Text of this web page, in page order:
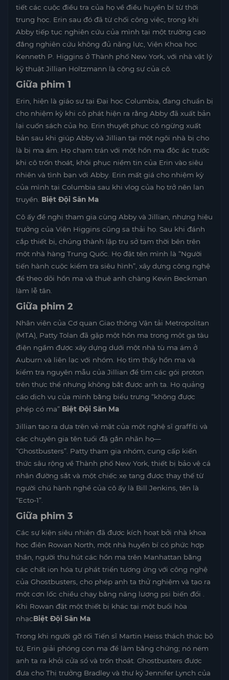
tiết các cuộc điều tra của họ về điều huyền bí từ thời
trung học. Erin sau đó đã từ chối công việc, trong khi
Abby tiếp tục nghiên cứu của mình tại một trường cao
đẳng nghiên cứu không đủ năng lực, Viện Khoa học
Kenneth P. Higgins ở Thành phố New York, với nhà vật lý
kỹ thuật Jillian Holtzmann là cộng sự của cô.
Giữa phim 1
Erin, hiện là giáo sư tại Đại học Columbia, đang chuẩn bị
cho nhiệm kỳ khi cô phát hiện ra rằng Abby đã xuất bản
lại cuốn sách của họ. Erin thuyết phục cô ngừng xuất
bản sau khi giúp Abby và Jillian tại một ngôi nhà bị cho
là bị ma ám. Họ chạm trán với một hồn ma độc ác trước
khi cô trốn thoát, khôi phục niềm tin của Erin vào siêu
nhiên và tình bạn với Abby. Erin mất giá cho nhiệm kỳ
của mình tại Columbia sau khi vlog của họ trở nên lan
truyền. Biệt Đội Săn Ma
Cô ấy đề nghị tham gia cùng Abby và Jillian, nhưng hiệu
trưởng của Viện Higgins cũng sa thải họ. Sau khi đánh
cắp thiết bị, chúng thành lập trụ sở tạm thời bên trên
một nhà hàng Trung Quốc. Họ đặt tên mình là “Người
tiến hành cuộc kiểm tra siêu hình”, xây dựng công nghệ
để theo dõi hồn ma và thuê anh chàng Kevin Beckman
làm lễ tân.
Giữa phim 2
Nhân viên của Cơ quan Giao thông Vận tải Metropolitan
(MTA), Patty Tolan đã gặp một hồn ma trong một ga tàu
điện ngầm được xây dựng dưới một nhà tù ma ám ở
Auburn và liên lạc với nhóm. Họ tìm thấy hồn ma và
kiểm tra nguyên mẫu của Jillian để tìm các gói proton
trên thực thể nhưng không bắt được anh ta. Họ quảng
cáo dịch vụ của mình bằng biểu trưng “không được
phép có ma” Biệt Đội Săn Ma
Jillian tạo ra dựa trên vẻ mặt của một nghệ sĩ graffiti và
các chuyên gia tên tuổi đã gắn nhãn họ—
“Ghostbusters”. Patty tham gia nhóm, cung cấp kiến ​​
thức sâu rộng về Thành phố New York, thiết bị bảo vệ cá
nhân đường sắt và một chiếc xe tang được thay thế từ
người chú hành nghề của cô ấy là Bill Jenkins, tên là
“Ecto-1”.
Giữa phim 3
Các sự kiện siêu nhiên đã được kích hoạt bởi nhà khoa
học điên Rowan North, một nhà huyền bí có phức hợp
thần, người thu hút các hồn ma trên Manhattan bằng
các chất ion hóa tự phát triển tương ứng với công nghệ
của Ghostbusters, cho phép anh ta thử nghiệm và tạo ra
một cơn lốc chiều chạy bằng năng lượng psi biến đổi .
Khi Rowan đặt một thiết bị khác tại một buổi hòa
nhạcBiệt Đội Săn Ma
Trong khi người gỡ rối Tiến sĩ Martin Heiss thách thức bộ
tứ, Erin giải phóng con ma để làm bằng chứng; nó ném
anh ta ra khỏi cửa sổ và trốn thoát. Ghostbusters được
đưa cho Thị trưởng Bradley và thư ký Jennifer Lynch của